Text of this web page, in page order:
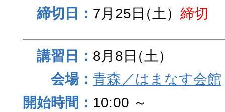
7月25日（土） 締切
8月8日（土）
青森／はまなす会館
10:00 ～